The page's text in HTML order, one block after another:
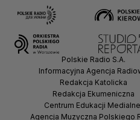
Polskie Radio S.A.
Informacyjna Agencja
Redakcja Katolicka
Redakcja Ekumeniczna
Centrum Edukacji
Agencja Muzyczna Polskiego